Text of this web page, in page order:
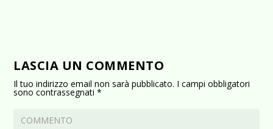
LASCIA UN COMMENTO
Il tuo indirizzo email non sarà pubblicato. I campi obbligatori
sono contrassegnati*